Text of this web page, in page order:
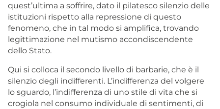
quest’ultima a soffrire, dato il pilatesco silenzio delle
istituzioni rispetto alla repressione di questo
fenomeno, che in tal modo si amplifica, trovando
legittimazione nel mutismo accondiscendente
dello Stato.
Qui si colloca il secondo livello di barbarie, che è il
silenzio degli indifferenti. L’indifferenza del volgere
lo sguardo, l’indifferenza di uno stile di vita che si
crogiola nel consumo individuale di sentimenti, di